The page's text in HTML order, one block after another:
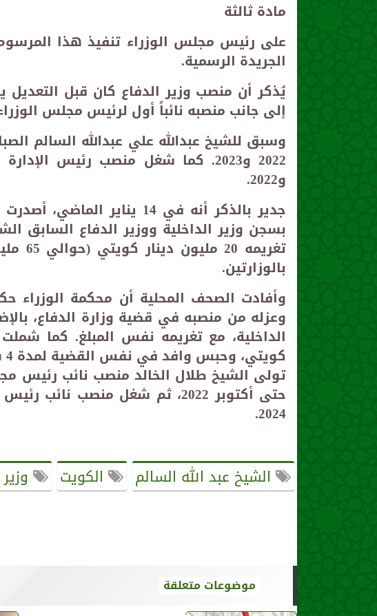
مادة ثالثة
على رئيس مجلس الوزراء تنفيذ هذا
الجريدة الرسمية.
يُذكر أن منصب وزير الدفاع كان قبل
إلى جانب منصبه نائباً أول لرئيس مجلس
وسبق للشيخ عبدالله علي عبدالله السالم
و2022.
جدير بالذكر أنه في 14
بالوزارتين.
كويتي، وحبس وافد في نفس القضية لمدة 4 سنوات.
حتى أكتوبر 2022، ثم شغل منصب
2024.
الشيخ عبد الله السالم الكويت
موضوعات متعلقة